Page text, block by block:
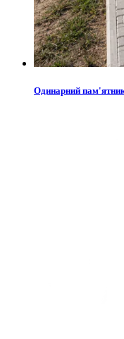
Одинарний